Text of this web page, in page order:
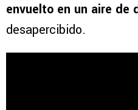
envuelto en un aire de
desapercibido.